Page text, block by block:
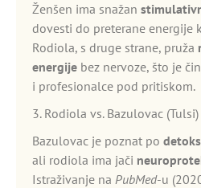
Ženšen ima snažan
dovesti do preterane energije
Rodiola, s druge strane, pruža
energije bez nervoze, što je
i profesionalce pod pritiskom.
3. Rodiola vs. Bazulovac (Tulsi)
Bazulovac je poznat po
ali rodiola ima jači
Istraživanje na PubMed-u